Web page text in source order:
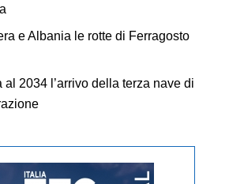
e Albania le rotte di Ferragosto
al 2034 l’arrivo della terza nave di